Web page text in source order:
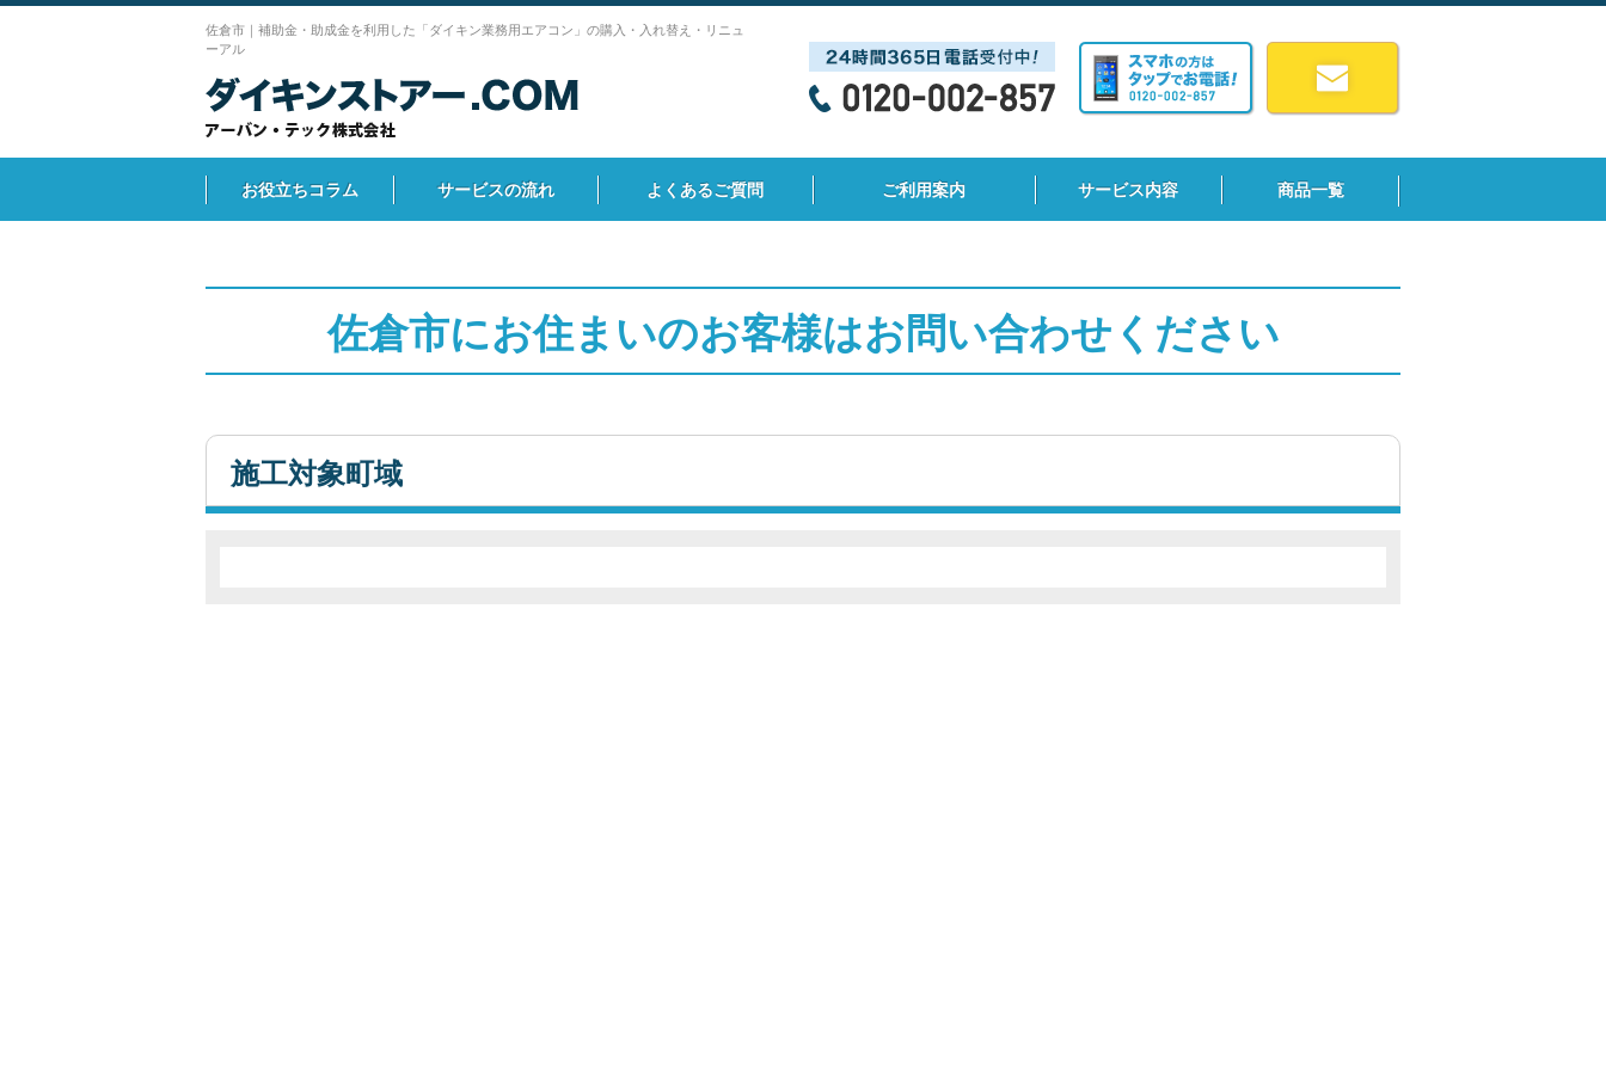
佐倉市｜補助金・助成金を利用した「ダイキン業務用エアコン」の購入・入れ替え・リニュ
ーアル
お役立ちコラム サービスの流れ よくあるご質問 ご利用案内 サービス内容 商品一覧
佐倉市にお住まいのお客様はお問い合わせください
施工対象町域